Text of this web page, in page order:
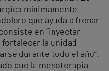
mínimamente
que ayuda a frenar
en “inyectar
la unidad
durante todo el año”.
que la mesoterapia